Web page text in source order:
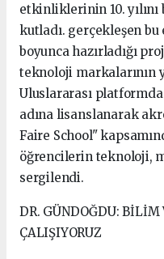
etkinliklerinin 10.
kutladı. gerçekleşen
boyunca hazırladığı
teknoloji markalarının
Uluslararası
adına lisanslanarak
Faire School"
öğrencilerin teknoloji,
sergilendi.
DR. GÜNDOĞDU: BİLİM
ÇALIŞIYORUZ